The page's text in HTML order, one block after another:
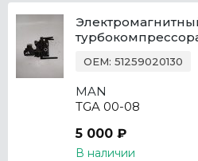
OEM: 51259020130
MAN
TGA 00-08
5 000 ₽
В наличии